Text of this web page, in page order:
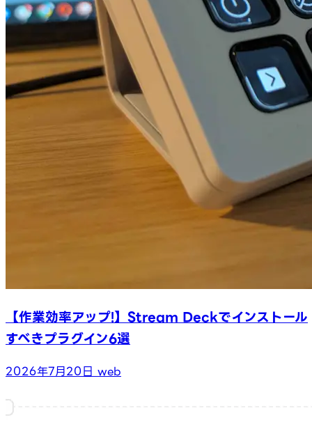
【作業効率アップ!】Stream Deckでインストール
すべきプラグイン6選
2026年7月20日 web